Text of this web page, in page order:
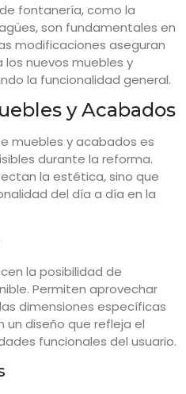
fontanería, como la
son fundamentales en
modificaciones aseguran
nuevos muebles y
la funcionalidad general.
y Acabados
muebles y acabados es
durante la reforma.
la estética, sino que
del día a día en la
la posibilidad de
Permiten aprovechar
dimensiones específicas
un diseño que refleja el
funcionales del usuario.